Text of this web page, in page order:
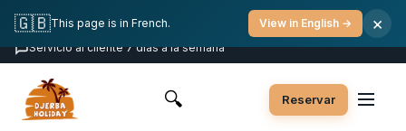
Cancelación gratuita
Pago el día de llegada
Precios más bajos del mercado
Servicio al cliente 7 días a la semana
🔍 Reservar
🇬🇧This page is in French. View in English → ×